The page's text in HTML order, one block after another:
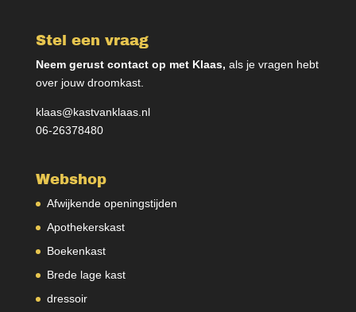
Stel een vraag
Neem gerust contact op met Klaas, als je vragen hebt
over jouw droomkast.
klaas@kastvanklaas.nl
06-26378480
Webshop
Afwijkende openingstijden
Apothekerskast
Boekenkast
Brede lage kast
dressoir